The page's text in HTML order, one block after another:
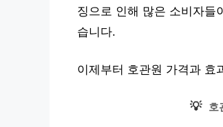
징으로 인해 많은 소비자들
습니다.
이제부터 호관원 가격과 효
💡 호